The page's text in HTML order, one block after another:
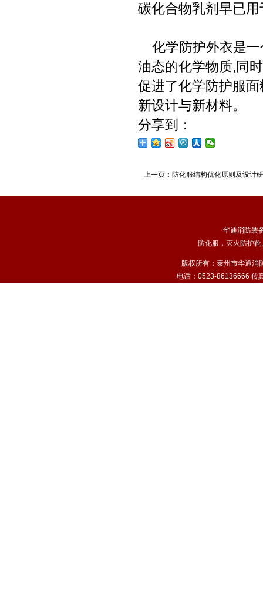
碳化合物乳剂早已
化学防护外衣是一
油态的化学物质,同
促进了化学防护服
新设计与新材料。
分享到：
上一页： 防化服结构优化原则及设计
华通消防装
防化服 ， 灭火防护靴,
版权所有：泰州市华通消
电话：0523-86136666 传